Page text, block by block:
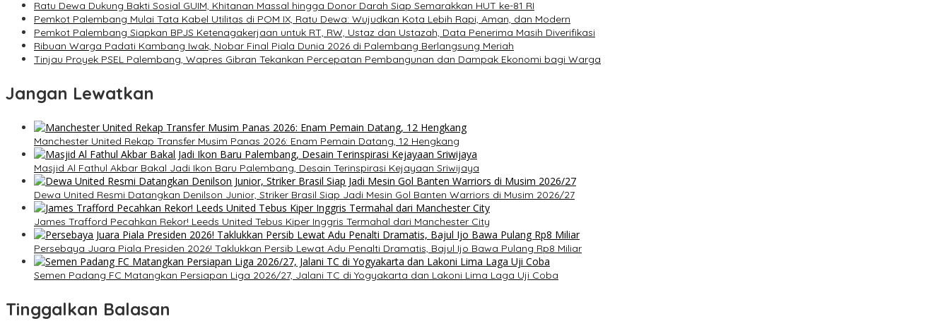
Ratu Dewa Dukung Bakti Sosial GUIM, Khitanan Massal hingga Donor Darah Siap Semarakkan HUT ke-81 RI
Pemkot Palembang Mulai Tata Kabel Utilitas di POM IX, Ratu Dewa: Wujudkan Kota Lebih Rapi, Aman, dan Modern
Pemkot Palembang Siapkan BPJS Ketenagakerjaan untuk RT, RW, Ustaz dan Ustazah, Data Penerima Masih Diverifikasi
Ribuan Warga Padati Kambang Iwak, Nobar Final Piala Dunia 2026 di Palembang Berlangsung Meriah
Tinjau Proyek PSEL Palembang, Wapres Gibran Tekankan Percepatan Pembangunan dan Dampak Ekonomi bagi Warga
Jangan Lewatkan
Manchester United Rekap Transfer Musim Panas 2026: Enam Pemain Datang, 12 Hengkang
Masjid Al Fathul Akbar Bakal Jadi Ikon Baru Palembang, Desain Terinspirasi Kejayaan Sriwijaya
Dewa United Resmi Datangkan Denilson Junior, Striker Brasil Siap Jadi Mesin Gol Banten Warriors di Musim 2026/27
James Trafford Pecahkan Rekor! Leeds United Tebus Kiper Inggris Termahal dari Manchester City
Persebaya Juara Piala Presiden 2026! Taklukkan Persib Lewat Adu Penalti Dramatis, Bajul Ijo Bawa Pulang Rp8 Miliar
Semen Padang FC Matangkan Persiapan Liga 2026/27, Jalani TC di Yogyakarta dan Lakoni Lima Laga Uji Coba
Tinggalkan Balasan